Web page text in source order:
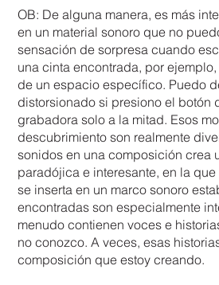
OB: De alguna manera, es más
en un material sonoro que no
sensación de sorpresa cuando
una cinta encontrada, por
de un espacio específico. Puedo
distorsionado si presiono el botón
grabadora solo a la mitad. Esos
descubrimiento son realmente
sonidos en una composición crea
paradójica e interesante, en la
se inserta en un marco sonoro
encontradas son especialmente
menudo contienen voces e
no conozco. A veces, esas
composición que estoy creando.